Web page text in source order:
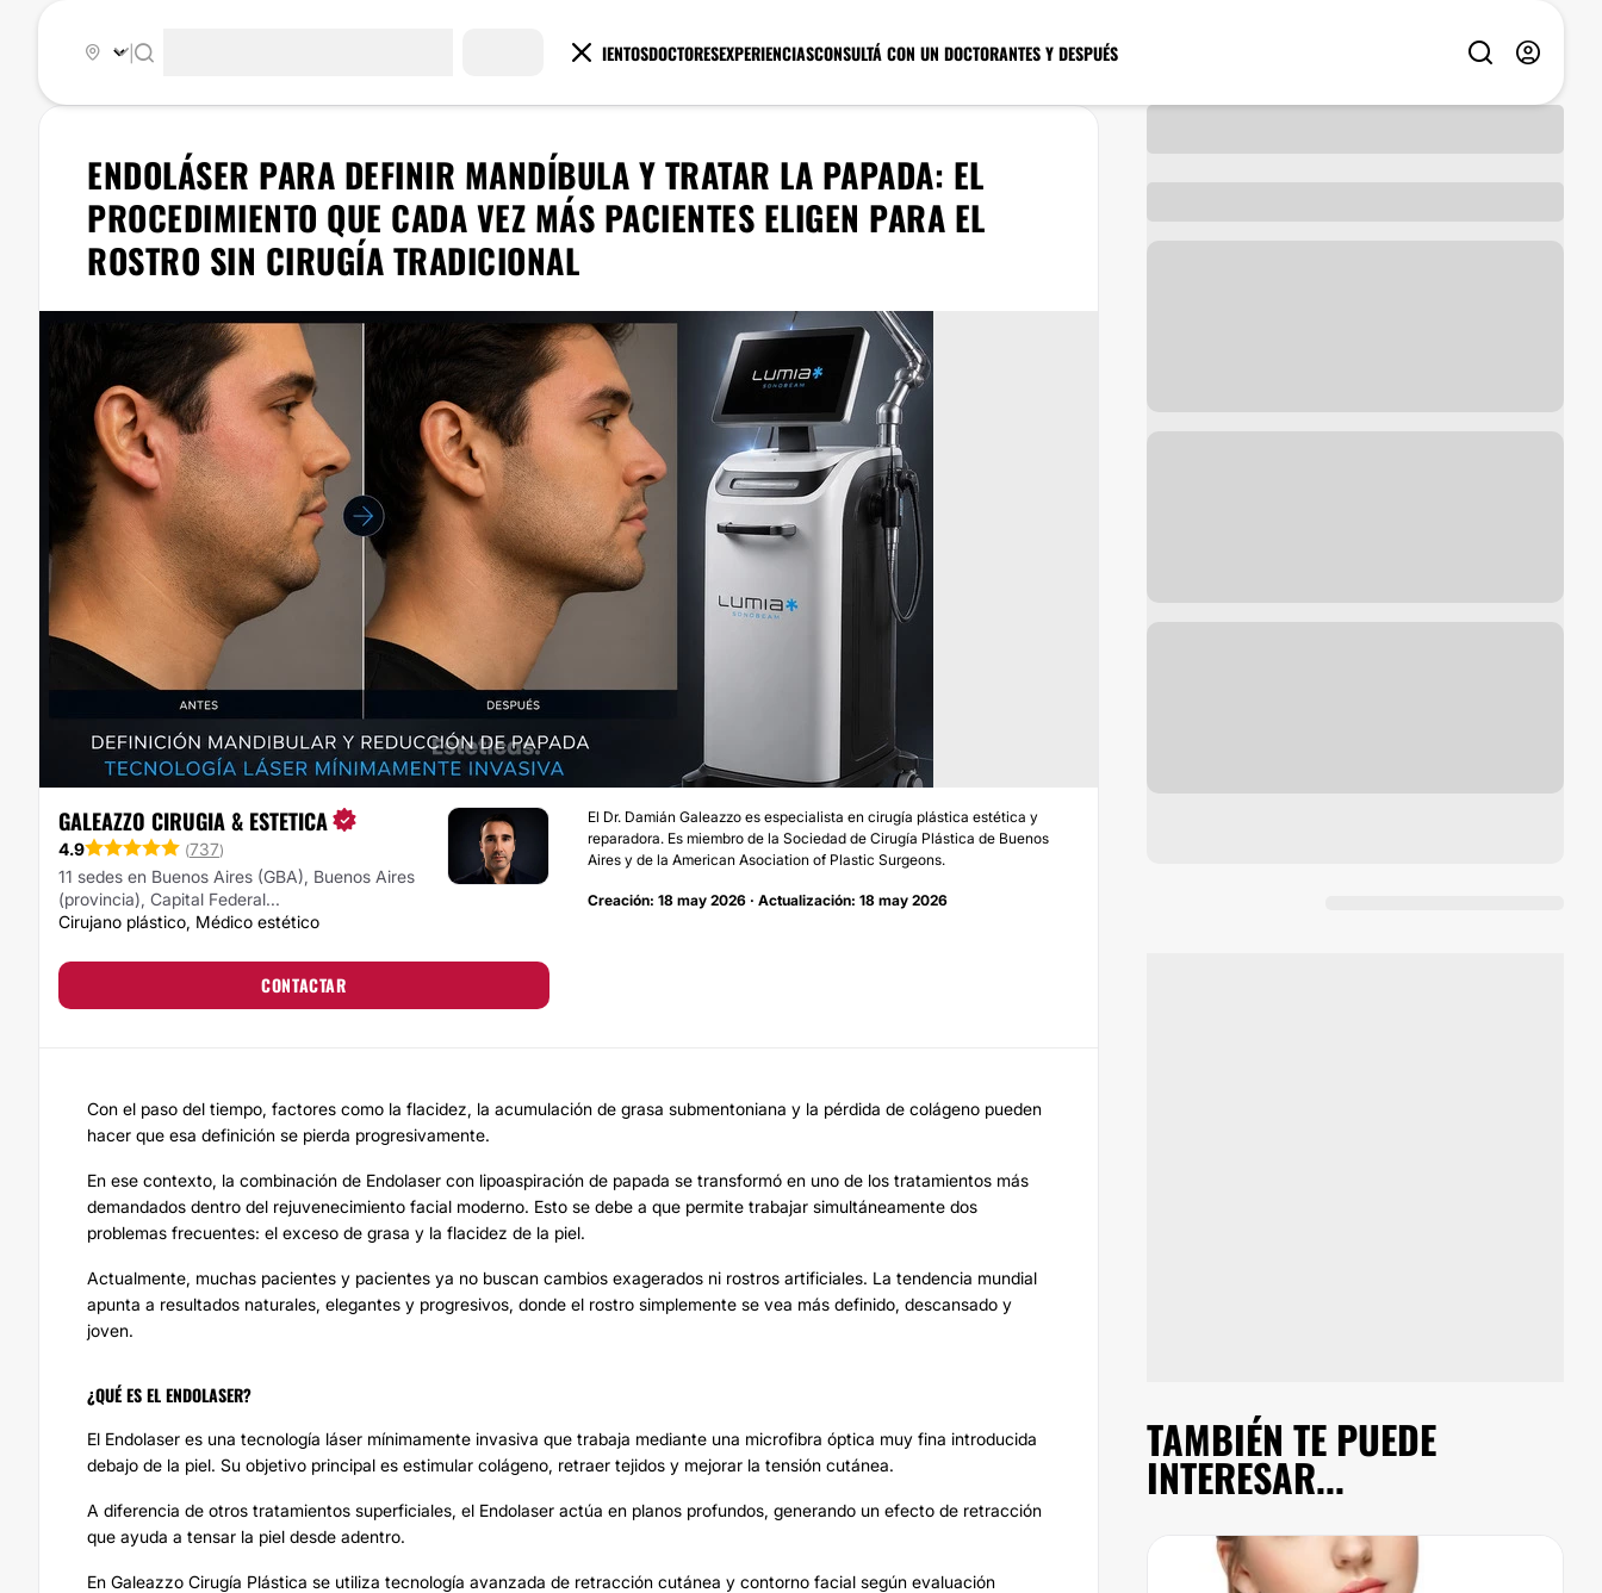
TRATAMIENTOSDOCTORESEXPERIENCIASCONSULTÁ CON UN DOCTORANTES Y DESPUÉS
ENDOLÁSER PARA DEFINIR MANDÍBULA Y TRATAR LA PAPADA: EL
PROCEDIMIENTO QUE CADA VEZ MÁS PACIENTES ELIGEN PARA EL
ROSTRO SIN CIRUGÍA TRADICIONAL
GALEAZZO CIRUGIA & ESTETICA
4.9 (737)
11 sedes en Buenos Aires (GBA), Buenos Aires
(provincia), Capital Federal...
Cirujano plástico, Médico estético
CONTACTAR
El Dr. Damián Galeazzo es especialista en cirugía plástica estética y
reparadora. Es miembro de la Sociedad de Cirugía Plástica de Buenos
Aires y de la American Asociation of Plastic Surgeons.
Creación: 18 may 2026 · Actualización: 18 may 2026
Con el paso del tiempo, factores como la flacidez, la acumulación de grasa submentoniana y la pérdida de colágeno pueden
hacer que esa definición se pierda progresivamente.
En ese contexto, la combinación de Endolaser con lipoaspiración de papada se transformó en uno de los tratamientos más
demandados dentro del rejuvenecimiento facial moderno. Esto se debe a que permite trabajar simultáneamente dos
problemas frecuentes: el exceso de grasa y la flacidez de la piel.
Actualmente, muchas pacientes y pacientes ya no buscan cambios exagerados ni rostros artificiales. La tendencia mundial
apunta a resultados naturales, elegantes y progresivos, donde el rostro simplemente se vea más definido, descansado y
joven.
¿QUÉ ES EL ENDOLASER?
El Endolaser es una tecnología láser mínimamente invasiva que trabaja mediante una microfibra óptica muy fina introducida
debajo de la piel. Su objetivo principal es estimular colágeno, retraer tejidos y mejorar la tensión cutánea.
A diferencia de otros tratamientos superficiales, el Endolaser actúa en planos profundos, generando un efecto de retracción
que ayuda a tensar la piel desde adentro.
En Galeazzo Cirugía Plástica se utiliza tecnología avanzada de retracción cutánea y contorno facial según evaluación
TAMBIÉN TE PUEDE
INTERESAR...